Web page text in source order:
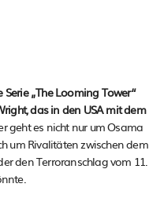
Serie „The Looming Tower“
das in den USA mit dem
geht es nicht nur um Osama
um Rivalitäten zwischen dem
den Terroranschlag vom 11.